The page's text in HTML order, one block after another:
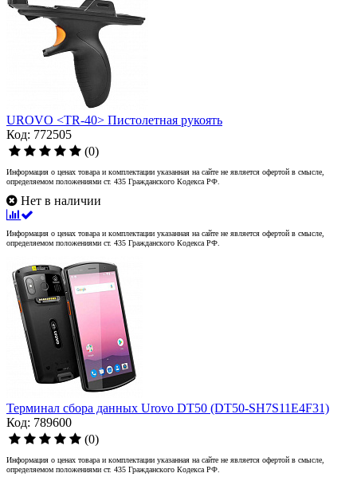
UROVO <TR-40> Пистолетная рукоять
Код: 772505
(0)
Информация о ценах товара и комплектации указанная на сайте не является офертой в смысле,
определяемом положениями ст. 435 Гражданского Кодекса РФ.
Нет в наличии
Информация о ценах товара и комплектации указанная на сайте не является офертой в смысле,
определяемом положениями ст. 435 Гражданского Кодекса РФ.
Терминал сбора данных Urovo DT50 (DT50-SH7S11E4F31)
Код: 789600
(0)
Информация о ценах товара и комплектации указанная на сайте не является офертой в смысле,
определяемом положениями ст. 435 Гражданского Кодекса РФ.